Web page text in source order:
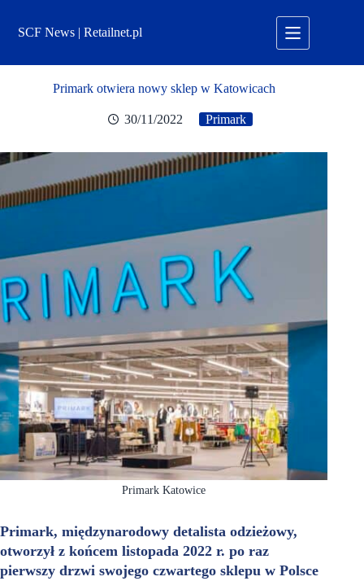
treściSCF News | Retailnet.pl
Primark otwiera nowy sklep w Katowicach
30/11/2022 Primark
Primark Katowice
Primark, międzynarodowy detalista odzieżowy,
otworzył z końcem listopada 2022 r. po raz
pierwszy drzwi swojego czwartego sklepu w Polsce